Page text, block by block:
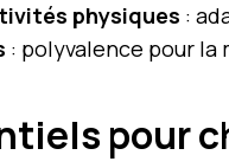
physiques :
: polyvalence pour la
pour